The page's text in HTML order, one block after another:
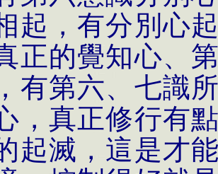
起，有分別心
正的覺知心、
有第六、七識
，真正修行有
起滅，這是才